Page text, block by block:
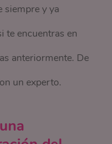
siempre y ya
te encuentras en
anteriormente. De
un experto.